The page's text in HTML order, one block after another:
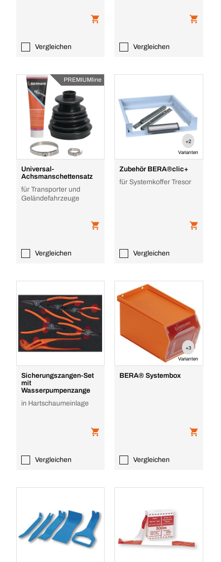
Vergleichen Vergleichen
PREMIUMline
Universal-
Achsmanschettensatz
für Transporter und
Geländefahrzeuge
Vergleichen
+2
Varianten
Zubehör BERA®clic+
für Systemkoffer Tresor
Vergleichen
Sicherungszangen-Set
mit
Wasserpumpenzange
in Hartschaumeinlage
Vergleichen
+3
Varianten
BERA® Systembox
Vergleichen